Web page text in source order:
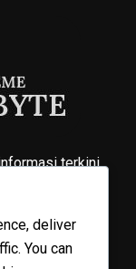
terkini
Berdiri
deliver
You can